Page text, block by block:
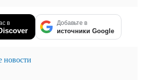
в Добавьте в
источники Google
новости